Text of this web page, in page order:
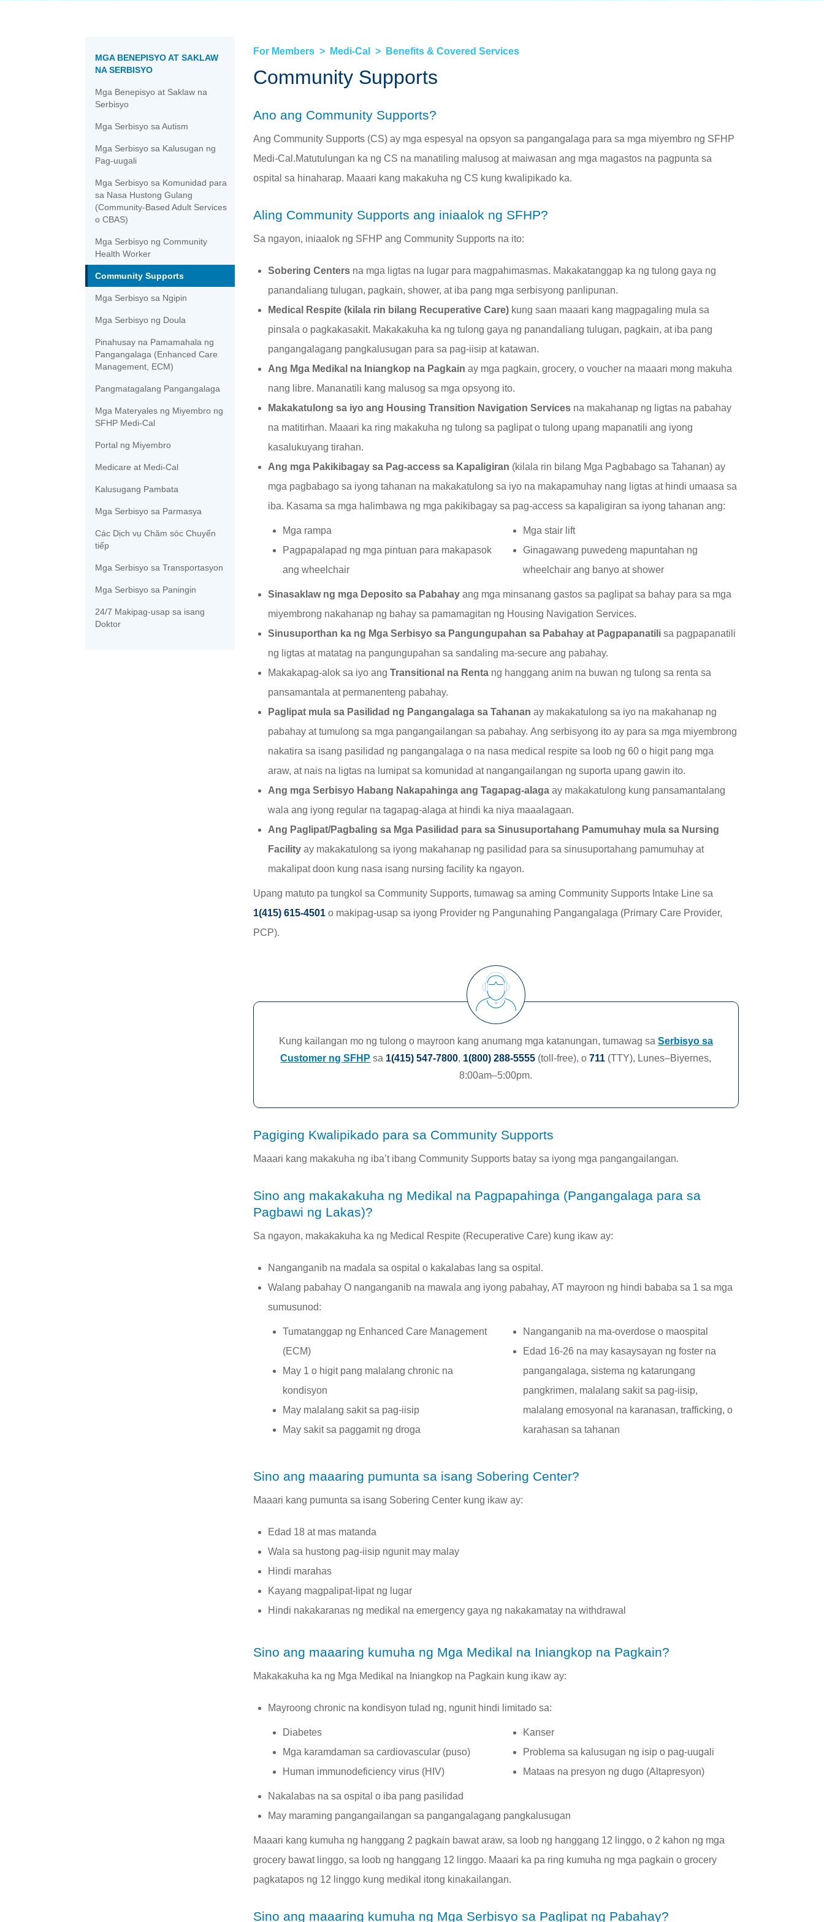
Mga Materyal para sa Miyembro »
Healthy Workers HMO »
Mga Benepisyo at Saklaw na Serbisyo »
Maghanap ng Provider »
Pagpapanatili ng Iyong Saklaw »
Press Room »
MGA BENEPISYO AT SAKLAW
NA SERBISYO
Mga Benepisyo at Saklaw na
Serbisyo
Mga Serbisyo sa Autism
Mga Serbisyo sa Kalusugan ng
Pag-uugali
Mga Serbisyo sa Komunidad para
sa Nasa Hustong Gulang
(Community-Based Adult Services
o CBAS)
Mga Serbisyo ng Community
Health Worker
Community Supports
Mga Serbisyo sa Ngipin
Mga Serbisyo ng Doula
Pinahusay na Pamamahala ng
Pangangalaga (Enhanced Care
Management, ECM)
Pangmatagalang Pangangalaga
Mga Materyales ng Miyembro ng
SFHP Medi-Cal
Portal ng Miyembro
Medicare at Medi-Cal
Kalusugang Pambata
Mga Serbisyo sa Parmasya
Các Dịch vụ Chăm sóc Chuyển
tiếp
Mga Serbisyo sa Transportasyon
Mga Serbisyo sa Paningin
24/7 Makipag-usap sa isang
Doktor
For Members Medi-Cal Benefits & Covered Services
Community Supports
Ano ang Community Supports?
Ang Community Supports (CS) ay mga espesyal na opsyon sa pangangalaga para sa mga miyembro ng SFHP
Medi-Cal.Matutulungan ka ng CS na manatiling malusog at maiwasan ang mga magastos na pagpunta sa
ospital sa hinaharap. Maaari kang makakuha ng CS kung kwalipikado ka.
Aling Community Supports ang iniaalok ng SFHP?
Sa ngayon, iniaalok ng SFHP ang Community Supports na ito:
Sobering Centers na mga ligtas na lugar para magpahimasmas. Makakatanggap ka ng tulong gaya ng
panandaliang tulugan, pagkain, shower, at iba pang mga serbisyong panlipunan.
Medical Respite (kilala rin bilang Recuperative Care) kung saan maaari kang magpagaling mula sa
pinsala o pagkakasakit. Makakakuha ka ng tulong gaya ng panandaliang tulugan, pagkain, at iba pang
pangangalagang pangkalusugan para sa pag-iisip at katawan.
Ang Mga Medikal na Iniangkop na Pagkain ay mga pagkain, grocery, o voucher na maaari mong makuha
nang libre. Mananatili kang malusog sa mga opsyong ito.
Makakatulong sa iyo ang Housing Transition Navigation Services na makahanap ng ligtas na pabahay
na matitirhan. Maaari ka ring makakuha ng tulong sa paglipat o tulong upang mapanatili ang iyong
kasalukuyang tirahan.
Ang mga Pakikibagay sa Pag-access sa Kapaligiran (kilala rin bilang Mga Pagbabago sa Tahanan) ay
mga pagbabago sa iyong tahanan na makakatulong sa iyo na makapamuhay nang ligtas at hindi umaasa sa
iba. Kasama sa mga halimbawa ng mga pakikibagay sa pag-access sa kapaligiran sa iyong tahanan ang:
Mga rampa
Pagpapalapad ng mga pintuan para makapasok
ang wheelchair
Mga stair lift
Ginagawang puwedeng mapuntahan ng
wheelchair ang banyo at shower
Sinasaklaw ng mga Deposito sa Pabahay ang mga minsanang gastos sa paglipat sa bahay para sa mga
miyembrong nakahanap ng bahay sa pamamagitan ng Housing Navigation Services.
Sinusuporthan ka ng Mga Serbisyo sa Pangungupahan sa Pabahay at Pagpapanatili sa pagpapanatili
ng ligtas at matatag na pangungupahan sa sandaling ma-secure ang pabahay.
Makakapag-alok sa iyo angTransitional na Renta ng hanggang anim na buwan ng tulong sa renta sa
pansamantala at permanenteng pabahay.
Paglipat mula sa Pasilidad ng Pangangalaga sa Tahanan ay makakatulong sa iyo na makahanap ng
pabahay at tumulong sa mga pangangailangan sa pabahay. Ang serbisyong ito ay para sa mga miyembrong
nakatira sa isang pasilidad ng pangangalaga o na nasa medical respite sa loob ng 60 o higit pang mga
araw, at nais na ligtas na lumipat sa komunidad at nangangailangan ng suporta upang gawin ito.
Ang mga Serbisyo Habang Nakapahinga ang Tagapag-alaga ay makakatulong kung pansamantalang
wala ang iyong regular na tagapag-alaga at hindi ka niya maaalagaan.
Ang Paglipat/Pagbaling sa Mga Pasilidad para sa Sinusuportahang Pamumuhay mula sa Nursing
Facility ay makakatulong sa iyong makahanap ng pasilidad para sa sinusuportahang pamumuhay at
makalipat doon kung nasa isang nursing facility ka ngayon.
Upang matuto pa tungkol sa Community Supports, tumawag sa aming Community Supports Intake Line sa
1(415) 615-4501 o makipag-usap sa iyong Provider ng Pangunahing Pangangalaga (Primary Care Provider,
PCP).
Kung kailangan mo ng tulong o mayroon kang anumang mga katanungan, tumawag sa Serbisyo sa
Customer ng SFHP sa 1(415) 547-7800, 1(800) 288-5555 (toll-free), o711 (TTY), Lunes–Biyernes,
8:00am–5:00pm.
Pagiging Kwalipikado para sa Community Supports
Maaari kang makakuha ng iba’t ibang Community Supports batay sa iyong mga pangangailangan.
Sino ang makakakuha ng Medikal na Pagpapahinga (Pangangalaga para sa
Pagbawi ng Lakas)?
Sa ngayon, makakakuha ka ng Medical Respite (Recuperative Care) kung ikaw ay:
Nanganganib na madala sa ospital o kakalabas lang sa ospital.
Walang pabahay O nanganganib na mawala ang iyong pabahay, AT mayroon ng hindi bababa sa 1 sa mga
sumusunod:
Tumatanggap ng Enhanced Care Management
(ECM)
May 1 o higit pang malalang chronic na
kondisyon
May malalang sakit sa pag-iisip
May sakit sa paggamit ng droga
Nanganganib na ma-overdose o maospital
Edad 16-26 na may kasaysayan ng foster na
pangangalaga, sistema ng katarungang
pangkrimen, malalang sakit sa pag-iisip,
malalang emosyonal na karanasan, trafficking, o
karahasan sa tahanan
Sino ang maaaring pumunta sa isang Sobering Center?
Maaari kang pumunta sa isang Sobering Center kung ikaw ay:
Edad 18 at mas matanda
Wala sa hustong pag-iisip ngunit may malay
Hindi marahas
Kayang magpalipat-lipat ng lugar
Hindi nakakaranas ng medikal na emergency gaya ng nakakamatay na withdrawal
Sino ang maaaring kumuha ng Mga Medikal na Iniangkop na Pagkain?
Makakakuha ka ng Mga Medikal na Iniangkop na Pagkain kung ikaw ay:
Mayroong chronic na kondisyon tulad ng, ngunit hindi limitado sa:
Diabetes
Mga karamdaman sa cardiovascular (puso)
Human immunodeficiency virus (HIV)
Kanser
Problema sa kalusugan ng isip o pag-uugali
Mataas na presyon ng dugo (Altapresyon)
Nakalabas na sa ospital o iba pang pasilidad
May maraming pangangailangan sa pangangalagang pangkalusugan
Maaari kang kumuha ng hanggang 2 pagkain bawat araw, sa loob ng hanggang 12 linggo, o 2 kahon ng mga
grocery bawat linggo, sa loob ng hanggang 12 linggo. Maaari ka pa ring kumuha ng mga pagkain o grocery
pagkatapos ng 12 linggo kung medikal itong kinakailangan.
Sino ang maaaring kumuha ng Mga Serbisyo sa Paglipat ng Pabahay?